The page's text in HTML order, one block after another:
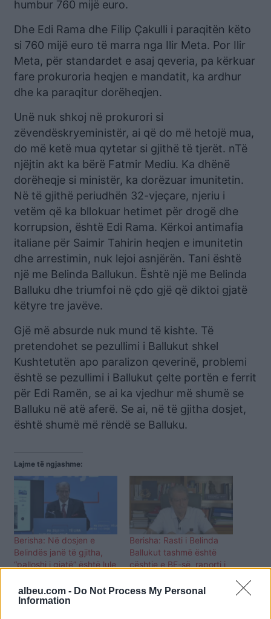
albeu.com - Do Not Process My Personal
Information
humbur 760 mijë euro.
Dhe Edi Rama dhe Filip Çakulli i paraqitën këto
si 760 mijë euro të marra nga Ilir Meta. Por Ilir
Meta, për standardet e asaj qeveria, pa kërkuar
fare prokuroria heqjen e mandatit, ka ardhur
dhe ka paraqitur dorëheqjen.
Unë nuk shkoj në prokurori si
zëvendëskryeministër, ai që do më hetojë mua,
do më ketë mua qytetar si gjithë të tjerët. nTë
njëjtin akt ka bërë Fatmir Mediu. Ka dhënë
dorëheqje si ministër, ka dorëzuar imunitetin.
Në të gjithë periudhën 32-vjeçare, njeriu i
vetëm që ka bllokuar hetimet për drogë dhe
korrupsion, është Edi Rama. Kërkoi antimafia
italiane për Saimir Tahirin heqjen e imunitetin
dhe arrestimin, nuk lejoi asnjërën. Tani është
një me Belinda Ballukun. Është një me Belinda
Balluku dhe triumfoi në çdo gjë që diktoi gjatë
këtyre tre javëve.
Gjë më absurde nuk mund të kishte. Të
pretendohet se pezullimi i Ballukut shkel
Kushtetutën apo paralizon qeverinë, problemi
është se pezullimi i Ballukut çelte portën e ferrit
për Edi Ramën, se ai ka vjedhur më shumë se
Balluku në atë aferë. Se ai, në të gjitha dosjet,
është shumë më rëndë se Balluku.
Lajme të ngjashme:
Berisha: Në dosjen e
Belindës janë të gjitha,
“palloshi i gjatë” është lule
Berisha: Rasti i Belinda
Ballukut tashmë është
çështje e BE-së, raporti i
qeverinë